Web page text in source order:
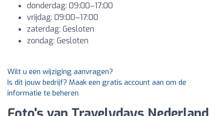
donderdag: 09:00–17:00
vrijdag: 09:00–17:00
zaterdag: Gesloten
zondag: Gesloten
Wilt u een wijziging aanvragen?
Is dit jouw bedrijf? Maak een gratis account aan om de
informatie te beheren